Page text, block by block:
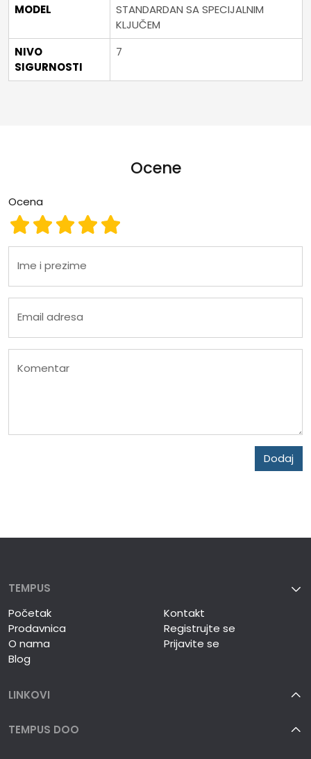
MODEL
STANDARDAN SA SPECIJALNIM
KLJUČEM
NIVO
SIGURNOSTI
7
Ocene
Ocena
Ocena 5
Ocena 4
Ocena 3
Ocena 2
Ocena 1
Ime i prezime
Email adresa
Komentar
Dodaj
TEMPUS
Početak
Prodavnica
O nama
Blog
Kontakt
Registrujte se
Prijavite se
LINKOVI
TEMPUS DOO